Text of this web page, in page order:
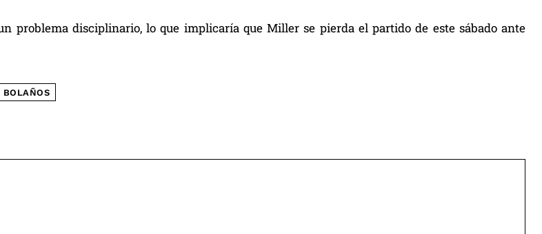
problema disciplinario, lo que implicaría que Miller se pierda el partido de este sábado ante
BOLAÑOS